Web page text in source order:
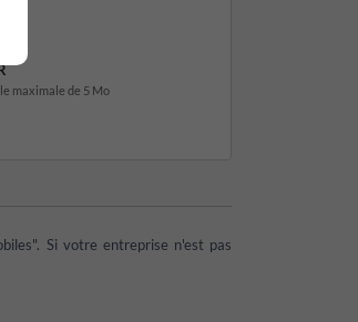
maximale de 5 Mo
Si votre entreprise n'est pas